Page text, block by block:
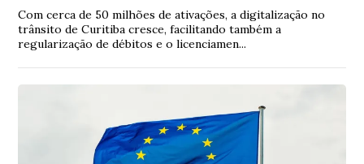
Com cerca de 50 milhões de ativações, a digitalização no
trânsito de Curitiba cresce, facilitando também a
regularização de débitos e o licenciamen...